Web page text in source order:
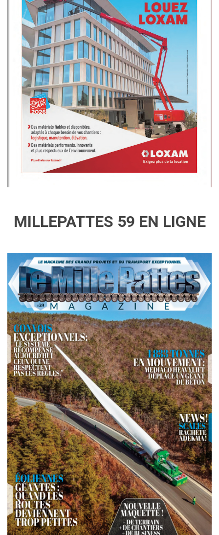
MILLEPATTES 59 EN LIGNE